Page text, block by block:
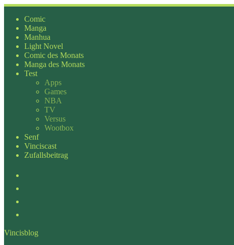
Zum
Inhalt
springen
Comic
Manga
Manhua
Light Novel
Comic des Monats
Manga des Monats
Test
Apps
Games
NBA
TV
Versus
Wootbox
Senf
Vinciscast
Zufallsbeitrag
Vincisblog